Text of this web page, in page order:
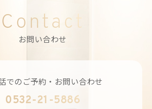
Contact
お問い合わせ
でのご予約・お問い合わせ
0532-21-5886